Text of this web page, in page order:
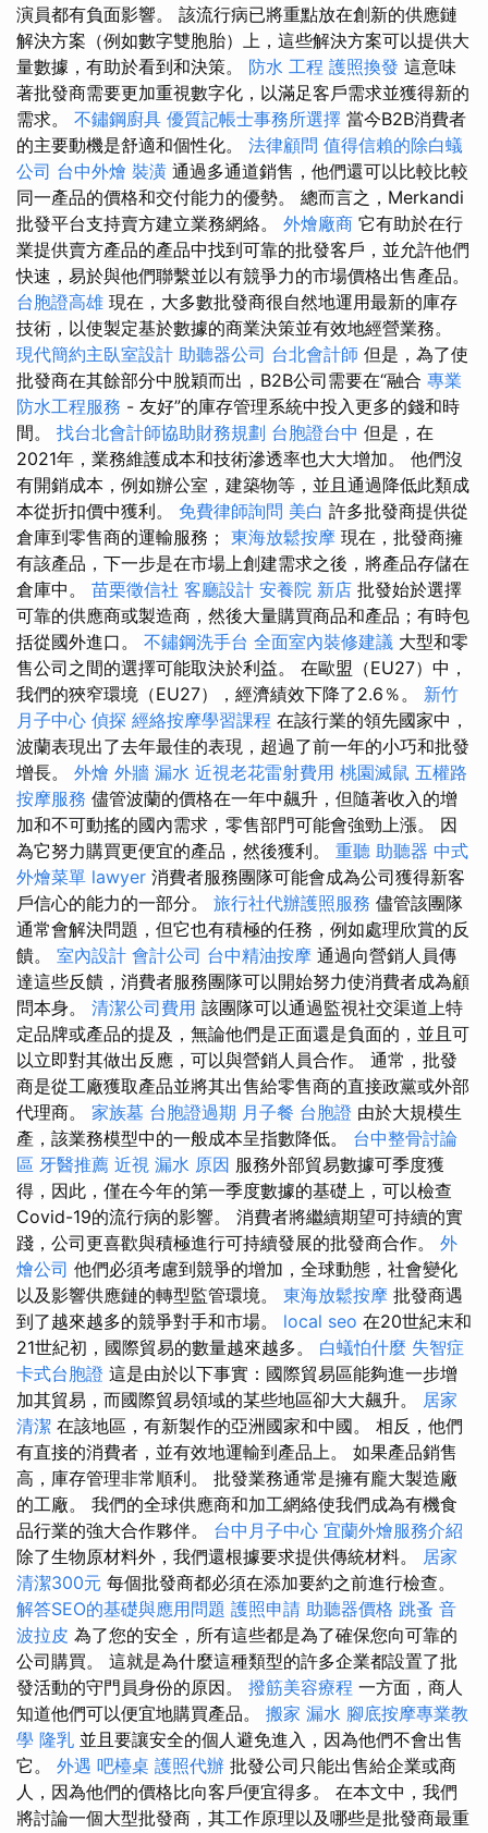
演員都有負面影響。 該流行病已將重點放在創新的供應鏈
解決方案（例如數字雙胞胎）上，這些解決方案可以提供大
量數據，有助於看到和決策。 防水 工程 護照換發 這意味
著批發商需要更加重視數字化，以滿足客戶需求並獲得新的
需求。 不鏽鋼廚具 優質記帳士事務所選擇 當今B2B消費者
的主要動機是舒適和個性化。 法律顧問 值得信賴的除白蟻
公司 台中外燴 裝潢 通過多通道銷售，他們還可以比較比較
同一產品的價格和交付能力的優勢。 總而言之，Merkandi
批發平台支持賣方建立業務網絡。 外燴廠商 它有助於在行
業提供賣方產品的產品中找到可靠的批發客戶，並允許他們
快速，易於與他們聯繫並以有競爭力的市場價格出售產品。
台胞證高雄 現在，大多數批發商很自然地運用最新的庫存
技術，以使製定基於數據的商業決策並有效地經營業務。
現代簡約主臥室設計 助聽器公司 台北會計師 但是，為了使
批發商在其餘部分中脫穎而出，B2B公司需要在“融合 專業
防水工程服務 - 友好”的庫存管理系統中投入更多的錢和時
間。 找台北會計師協助財務規劃 台胞證台中 但是，在
2021年，業務維護成本和技術滲透率也大大增加。 他們沒
有開銷成本，例如辦公室，建築物等，並且通過降低此類成
本從折扣價中獲利。 免費律師詢問 美白 許多批發商提供從
倉庫到零售商的運輸服務； 東海放鬆按摩 現在，批發商擁
有該產品，下一步是在市場上創建需求之後，將產品存儲在
倉庫中。 苗栗徵信社 客廳設計 安養院 新店 批發始於選擇
可靠的供應商或製造商，然後大量購買商品和產品；有時包
括從國外進口。 不鏽鋼洗手台 全面室內裝修建議 大型和零
售公司之間的選擇可能取決於利益。 在歐盟（EU27）中，
我們的狹窄環境（EU27），經濟績效下降了2.6％。 新竹
月子中心 偵探 經絡按摩學習課程 在該行業的領先國家中，
波蘭表現出了去年最佳的表現，超過了前一年的小巧和批發
增長。 外燴 外牆 漏水 近視老花雷射費用 桃園滅鼠 五權路
按摩服務 儘管波蘭的價格在一年中飆升，但隨著收入的增
加和不可動搖的國內需求，零售部門可能會強勁上漲。 因
為它努力購買更便宜的產品，然後獲利。 重聽 助聽器 中式
外燴菜單 lawyer 消費者服務團隊可能會成為公司獲得新客
戶信心的能力的一部分。 旅行社代辦護照服務 儘管該團隊
通常會解決問題，但它也有積極的任務，例如處理欣賞的反
饋。 室內設計 會計公司 台中精油按摩 通過向營銷人員傳
達這些反饋，消費者服務團隊可以開始努力使消費者成為顧
問本身。 清潔公司費用 該團隊可以通過監視社交渠道上特
定品牌或產品的提及，無論他們是正面還是負面的，並且可
以立即對其做出反應，可以與營銷人員合作。 通常，批發
商是從工廠獲取產品並將其出售給零售商的直接政黨或外部
代理商。 家族墓 台胞證過期 月子餐 台胞證 由於大規模生
產，該業務模型中的一般成本呈指數降低。 台中整骨討論
區 牙醫推薦 近視 漏水 原因 服務外部貿易數據可季度獲
得，因此，僅在今年的第一季度數據的基礎上，可以檢查
Covid-19的流行病的影響。 消費者將繼續期望可持續的實
踐，公司更喜歡與積極進行可持續發展的批發商合作。 外
燴公司 他們必須考慮到競爭的增加，全球動態，社會變化
以及影響供應鏈的轉型監管環境。 東海放鬆按摩 批發商遇
到了越來越多的競爭對手和市場。 local seo 在20世紀末和
21世紀初，國際貿易的數量越來越多。 白蟻怕什麼 失智症
卡式台胞證 這是由於以下事實：國際貿易區能夠進一步增
加其貿易，而國際貿易領域的某些地區卻大大飆升。 居家
清潔 在該地區，有新製作的亞洲國家和中國。 相反，他們
有直接的消費者，並有效地運輸到產品上。 如果產品銷售
高，庫存管理非常順利。 批發業務通常是擁有龐大製造廠
的工廠。 我們的全球供應商和加工網絡使我們成為有機食
品行業的強大合作夥伴。 台中月子中心 宜蘭外燴服務介紹
除了生物原材料外，我們還根據要求提供傳統材料。 居家
清潔300元 每個批發商都必須在添加要約之前進行檢查。
解答SEO的基礎與應用問題 護照申請 助聽器價格 跳蚤 音
波拉皮 為了您的安全，所有這些都是為了確保您向可靠的
公司購買。 這就是為什麼這種類型的許多企業都設置了批
發活動的守門員身份的原因。 撥筋美容療程 一方面，商人
知道他們可以便宜地購買產品。 搬家 漏水 腳底按摩專業教
學 隆乳 並且要讓安全的個人避免進入，因為他們不會出售
它。 外遇 吧檯桌 護照代辦 批發公司只能出售給企業或商
人，因為他們的價格比向客戶便宜得多。 在本文中，我們
將討論一個大型批發商，其工作原理以及哪些是批發商最重